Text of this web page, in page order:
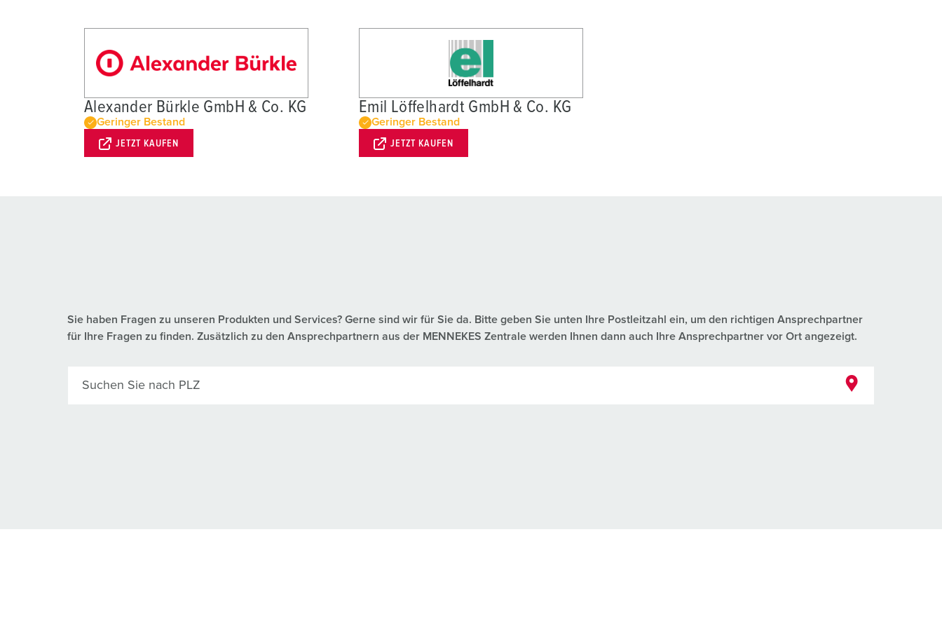
Alexander Bürkle GmbH & Co. KG
Geringer Bestand
JETZT KAUFEN
Emil Löffelhardt GmbH & Co. KG
Geringer Bestand
JETZT KAUFEN
Sie haben Fragen zu unseren Produkten und Services? Gerne sind wir für Sie da. Bitte geben Sie unten Ihre Postleitzahl ein, um den richtigen Ansprechpartner
für Ihre Fragen zu finden. Zusätzlich zu den Ansprechpartnern aus der MENNEKES Zentrale werden Ihnen dann auch Ihre Ansprechpartner vor Ort angezeigt.
Suchen Sie nach PLZ